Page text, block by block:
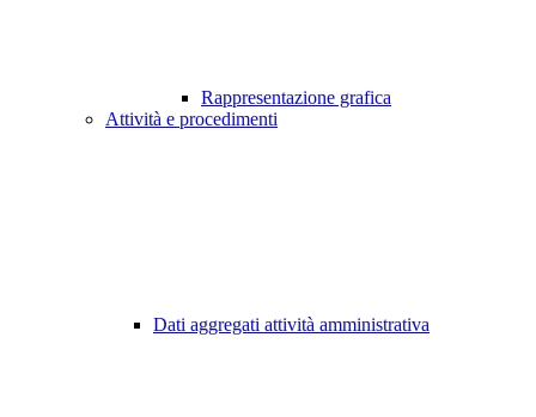
Rappresentazione grafica
Attività e procedimenti
Dati aggregati attività amministrativa